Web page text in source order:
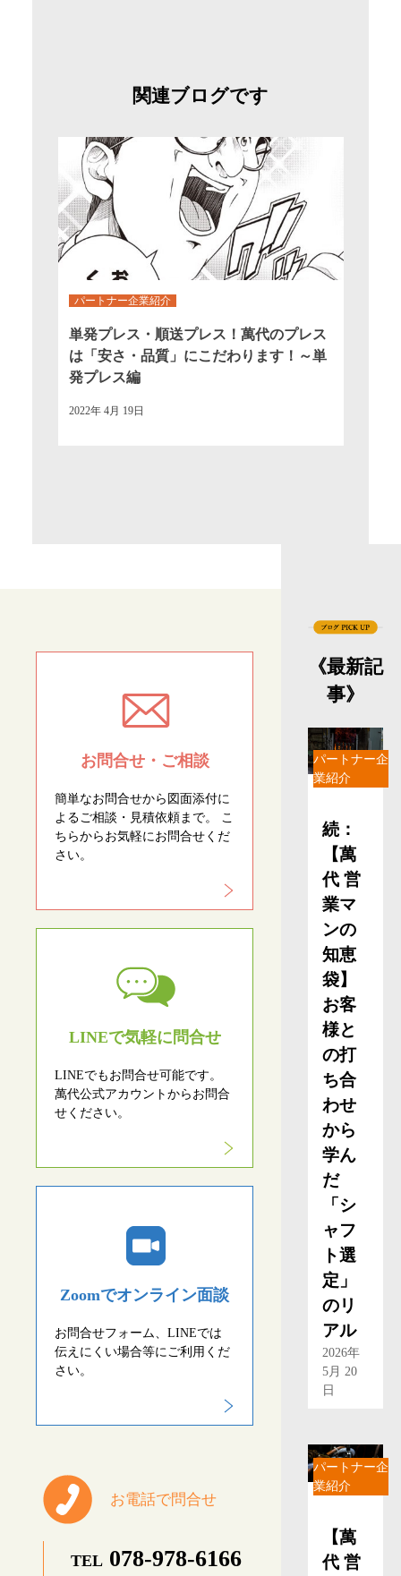
関連ブログです
パートナー企業紹介
単発プレス・順送プレス！萬代のプレス
は「安さ・品質」にこだわります！～単
発プレス編
2022年 4月 19日
《最新記
事》
パートナー企
業紹介
続：
【萬
代 営
業マ
ンの
知恵
袋】
お客
様と
の打
ち合
わせ
から
学ん
だ
「シ
ャフ
ト選
定」
のリ
アル
2026年
5月 20
日
パートナー企
業紹介
【萬
代 営
お問合せ・ご相談
簡単なお問合せから図面添付に
よるご相談・見積依頼まで。 こ
ちらからお気軽にお問合せくだ
さい。
LINEで気軽に問合せ
LINEでもお問合せ可能です。
萬代公式アカウントからお問合
せください。
Zoomでオンライン面談
お問合せフォーム、LINEでは
伝えにくい場合等にご利用くだ
さい。
お電話で問合せ
TEL 078-978-6166